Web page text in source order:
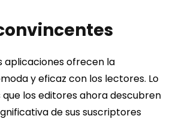
aplicaciones ofrecen la
y eficaz con los lectores. Lo
los editores ahora descubren
de sus suscriptores